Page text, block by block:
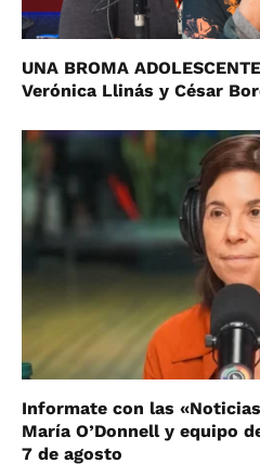
UNA BROMA
Verónica Llinás y César
Informate con las
María O’Donnell y equipo
7 de agosto